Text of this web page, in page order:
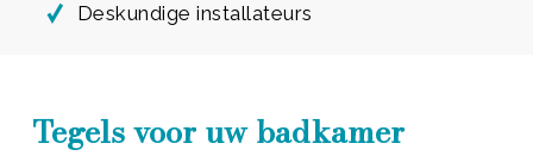
Deskundige installateurs
Tegels voor uw badkamer